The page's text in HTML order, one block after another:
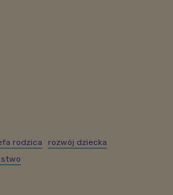
rodzica
rozwój dziecka